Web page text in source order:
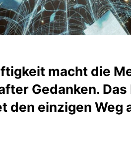
macht die
Gedanken.
den einzigen Weg